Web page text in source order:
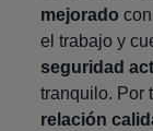
mejorado
el trabajo y
seguridad
tranquilo. Por
relación